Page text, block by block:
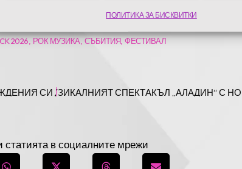
ПОЛИТИКА ЗА БИСКВИТКИ
2026 РОК МУЗИКА СЪБИТИЯ,ФЕСТИВАЛ
СИ ДЕН ЗА ПОРЕДНА ГОДИНА С ПУБЛИКАТА
МУЗИКАЛНИЯТ СПЕКТАКЪЛ „АЛАДИН“ С
статията в социалните мрежи